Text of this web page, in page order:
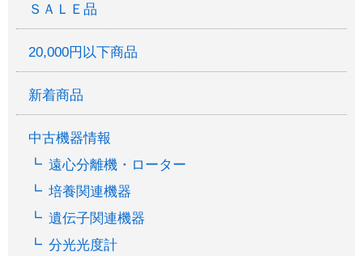
ＳＡＬＥ品
20,000円以下商品
新着商品
中古機器情報
遠心分離機・ローター
培養関連機器
遺伝子関連機器
分光光度計